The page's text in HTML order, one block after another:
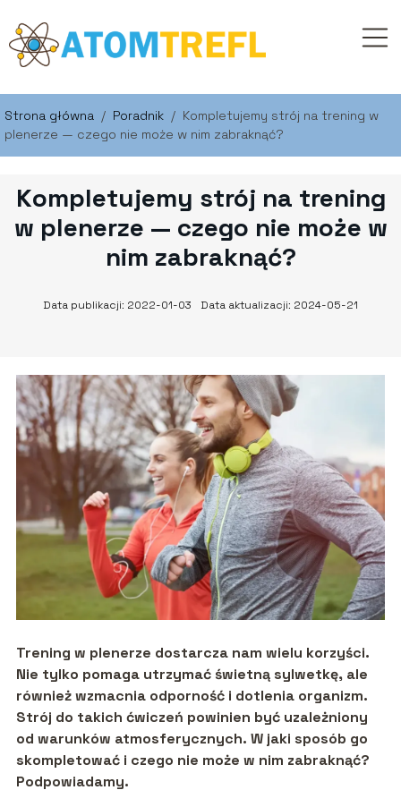
Strona główna / Poradnik / Kompletujemy strój na trening w
plenerze — czego nie może w nim zabraknąć?
Kompletujemy strój na trening
w plenerze — czego nie może w
nim zabraknąć?
Data publikacji: 2022-01-03 Data aktualizacji: 2024-05-21
Trening w plenerze dostarcza nam wielu korzyści.
Nie tylko pomaga utrzymać świetną sylwetkę, ale
również wzmacnia odporność i dotlenia organizm.
Strój do takich ćwiczeń powinien być uzależniony
od warunków atmosferycznych. W jaki sposób go
skompletować i czego nie może w nim zabraknąć?
Podpowiadamy.